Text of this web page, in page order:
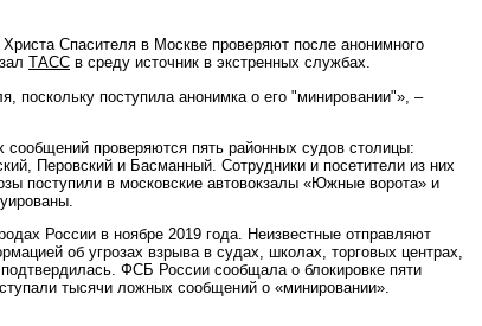
Спасителя в Москве проверяют после анонимного
ТАСС в среду источник в экстренных службах.
поскольку поступила анонимка о его "минировании"», –
проверяются пять районных судов столицы:
Перовский и Басманный. Сотрудники и посетители из них
поступили в московские автовокзалы «Южные ворота» и
России в ноябре 2019 года. Неизвестные отправляют
об угрозах взрыва в судах, школах, торговых центрах,
ФСБ России сообщала о блокировке пяти
тысячи ложных сообщений о «минировании».